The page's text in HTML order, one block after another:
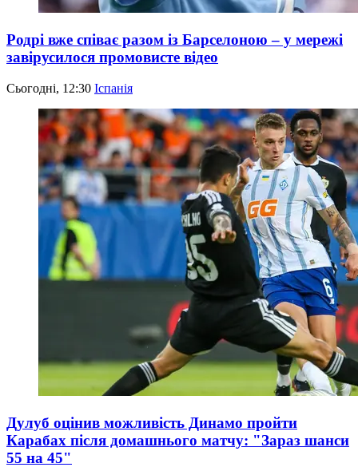
Родрі вже співає разом із Барселоною – у мережі
завірусилося промовисте відео
Сьогодні, 12:30 Іспанія
Дулуб оцінив можливість Динамо пройти
Карабах після домашнього матчу: "Зараз шанси
55 на 45"